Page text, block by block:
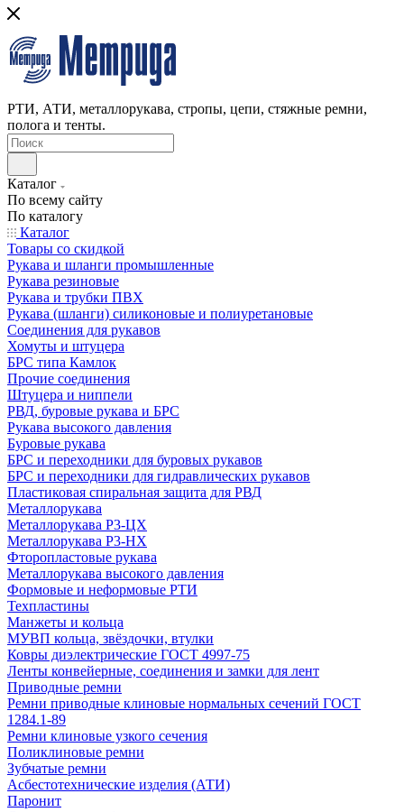
РТИ, АТИ, металлорукава, стропы, цепи, стяжные ремни,
полога и тенты.
Каталог
По всему сайту
По каталогу
Каталог
Товары со скидкой
Рукава и шланги промышленные
Рукава резиновые
Рукава и трубки ПВХ
Рукава (шланги) силиконовые и полиуретановые
Соединения для рукавов
Хомуты и штуцера
БРС типа Камлок
Прочие соединения
Штуцера и ниппели
РВД, буровые рукава и БРС
Рукава высокого давления
Буровые рукава
БРС и переходники для буровых рукавов
БРС и переходники для гидравлических рукавов
Пластиковая спиральная защита для РВД
Металлорукава
Металлорукава Р3-ЦХ
Металлорукава Р3-НХ
Фторопластовые рукава
Металлорукава высокого давления
Формовые и неформовые РТИ
Техпластины
Манжеты и кольца
МУВП кольца, звёздочки, втулки
Ковры диэлектрические ГОСТ 4997-75
Ленты конвейерные, соединения и замки для лент
Приводные ремни
Ремни приводные клиновые нормальных сечений ГОСТ
1284.1-89
Ремни клиновые узкого сечения
Поликлиновые ремни
Зубчатые ремни
Асбестотехнические изделия (АТИ)
Паронит